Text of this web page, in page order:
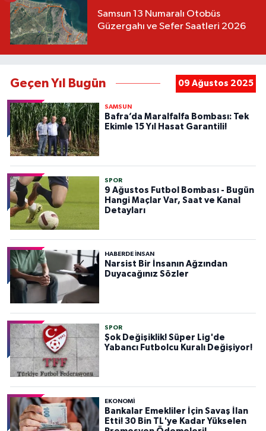
Samsun 13 Numaralı Otobüs
Güzergahı ve Sefer Saatleri 2026
Geçen Yıl Bugün 09 Ağustos 2025
SAMSUN
Bafra’da Maralfalfa Bombası: Tek
Ekimle 15 Yıl Hasat Garantili!
SPOR
9 Ağustos Futbol Bombası - Bugün
Hangi Maçlar Var, Saat ve Kanal
Detayları
HABERDE INSAN
Narsist Bir İnsanın Ağzından
Duyacağınız Sözler
SPOR
Şok Değişiklik! Süper Lig'de
Yabancı Futbolcu Kuralı Değişiyor!
EKONOMİ
Bankalar Emekliler İçin Savaş İlan
Etti! 30 Bin TL'ye Kadar Yükselen